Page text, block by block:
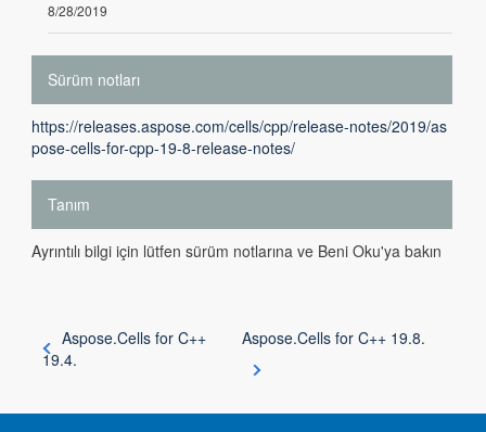
8/28/2019
Sürüm notları
https://releases.aspose.com/cells/cpp/release-notes/2019/as
pose-cells-for-cpp-19-8-release-notes/
Tanım
Ayrıntılı bilgi için lütfen sürüm notlarına ve Beni Oku'ya bakın
Aspose.Cells for C++
19.4.
Aspose.Cells for C++ 19.8.